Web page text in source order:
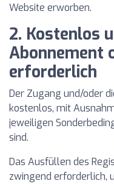
Website erworben.
2. Kostenlos
Abonnement
erforderlich
Der Zugang und/oder
kostenlos, mit
jeweiligen
sind.
Das Ausfüllen des
zwingend erforderlich,